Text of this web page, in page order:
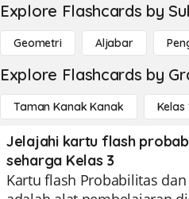
Explore Flashcards by
Geometri Aljabar
Explore Flashcards by
Taman Kanak Kanak Kelas
Jelajahi kartu flash
seharga Kelas 3
Kartu flash Probabilitas